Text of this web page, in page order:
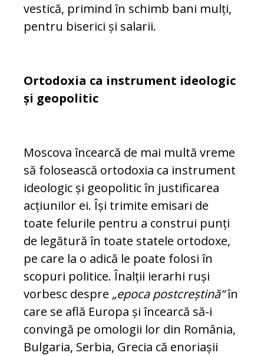
vestică, primind în schimb bani mulți,
pentru biserici și salarii.
Ortodoxia ca instrument ideologic
și geopolitic
Moscova încearcă de mai multă vre­me
să folosească ortodoxia ca ins­tru­ment
ideologic și geopolitic în just­i­ficarea
acțiunilor ei. Își trimite emi­sari de
toate felurile pentru a construi punți
de legătură în toate statele or­todoxe,
pe care la o adică le poate fo­losi în
scopuri politice. Înalții ierarhi ruși
vorbesc despre „epoca post­creș­tină“în
care se află Europa și încear­că să-i
convingă pe omologii lor din România,
Bulgaria, Serbia, Grecia că enoriașii